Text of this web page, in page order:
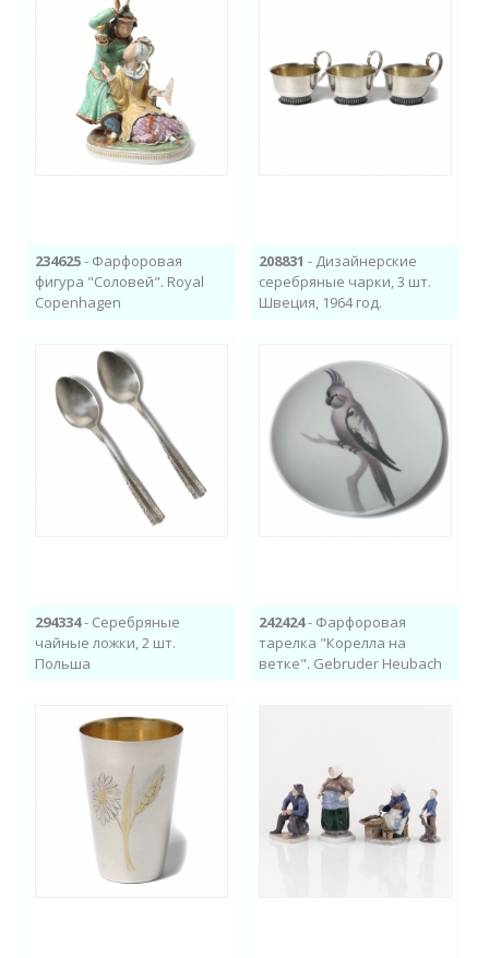
234625- Фарфоровая
фигура "Соловей". Royal
Copenhagen
208831 - Дизайнерские
серебряные чарки, 3 шт.
Швеция, 1964 год.
294334- Серебряные
чайные ложки, 2 шт.
Польша
242424- Фарфоровая
тарелка "Корелла на
ветке". Gebruder Heubach